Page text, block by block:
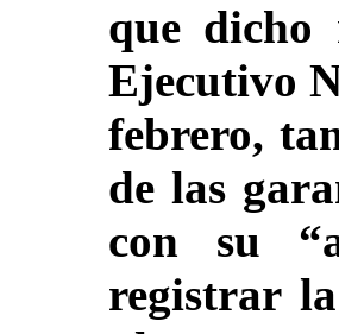
que dicho
Ejecutivo
febrero,
de las
con su
registrar